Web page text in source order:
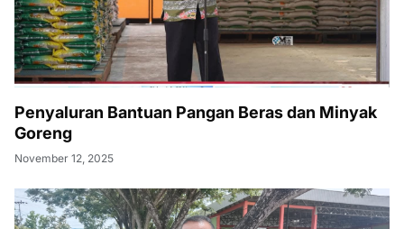
Penyaluran Bantuan Pangan Beras dan Minyak
Goreng
November 12, 2025